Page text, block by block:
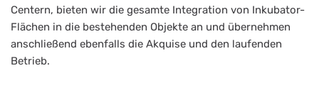
Centern, bieten wir die gesamte Integration von Inkubator-
Flächen in die bestehenden Objekte an und übernehmen
anschließend ebenfalls die Akquise und den laufenden
Betrieb.